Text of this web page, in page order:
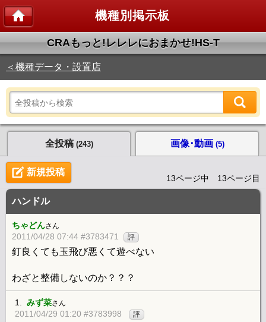
機種別掲示板
CRAもっと!レレレにおまかせ!HS‐T
＜機種データ・設置店
全投稿 (243) 画像･動画 (5)
新規投稿
13ページ中 13ページ目
ハンドル
ちゃどんさん
2011/04/28 07:44 #3783471 評
釘良くても玉飛び悪くて遊べない
わざと整備しないのか？？？
1. みず菜さん
2011/04/29 01:20 #3783998 評